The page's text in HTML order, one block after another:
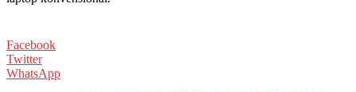
Facebook
Twitter
WhatsApp